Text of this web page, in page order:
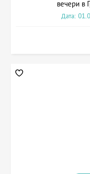
вечери в
Дата: